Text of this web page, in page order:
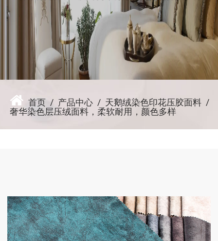
首页 / 产品中心 / 天鹅绒染色印花压胶面料 /
奢华染色层压绒面料，柔软耐用，颜色多样